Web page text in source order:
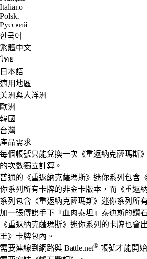
Italiano
Polski
Русский
한국어
繁體中文
ไทย
日本語
適用地區
美洲與大洋洲
歐洲
韓國
台灣
產品需求
每個帳號只能兌換一次《重返納克薩瑪斯
的次數獨立計算。
普通的《重返納克薩瑪斯》迷你系列包含
你系列所有卡牌的非金卡版本，而《重返
系列包含《重返納克薩瑪斯》迷你系列所
加一張傳說手下『血肉泰坦』泰迪斯的鑽
《重返納克薩瑪斯》迷你系列的卡牌也會
王》卡牌包內。
需要連線到網路與 Battle.net® 帳號才能開